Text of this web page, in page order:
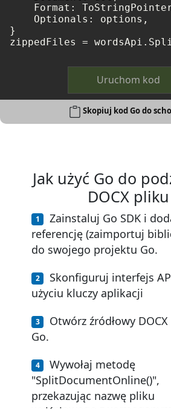
Format:
    Optionals: options,
}
zippedFiles =
Uruchom kod
Skopiuj kod Go do
Jak użyć Go do
DOCX pliku
Zainstaluj Go SDK i
referencję (zaimportuj
do swojego projektu Go.
Skonfiguruj interfejs
użyciu kluczy aplikacji
Otwórz źródłowy
Go.
Wywołaj metodę
"SplitDocumentOnline()",
przekazując nazwę pliku